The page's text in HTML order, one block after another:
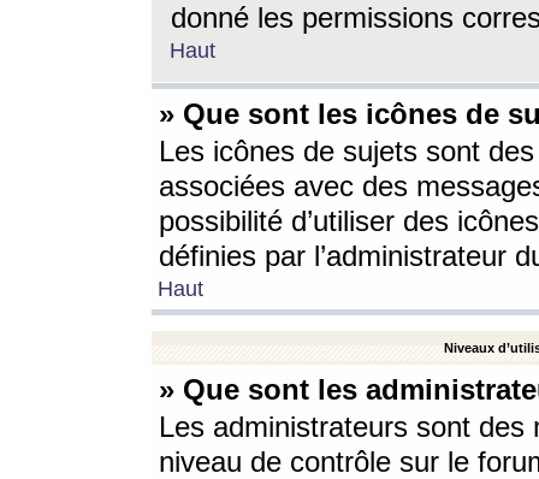
donné les permissions
Haut
» Que sont les icônes de
Les icônes de sujets sont
associées avec des
possibilité d’utiliser des
définies par l’administrateur
Haut
Niveaux
» Que sont les
Les administrateurs sont
niveau de contrôle sur le